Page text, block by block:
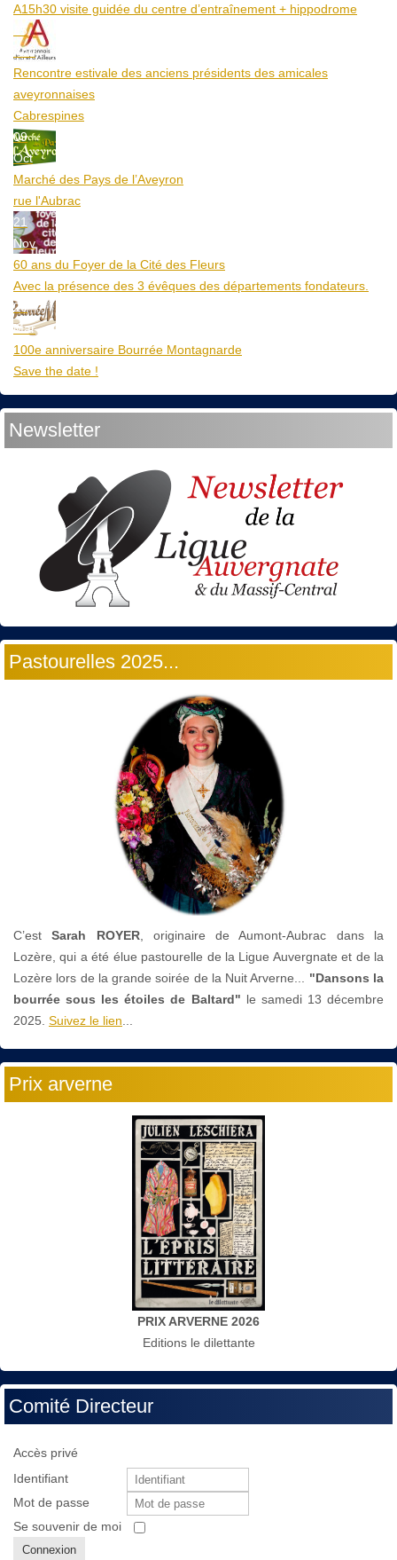
A15h30 visite guidée du centre d’entraînement + hippodrome
25
Aoû
Rencontre estivale des anciens présidents des amicales
aveyronnaises
Cabrespines
09
Oct
Marché des Pays de l’Aveyron
rue l'Aubrac
21
Nov
60 ans du Foyer de la Cité des Fleurs
Avec la présence des 3 évêques des départements fondateurs.
20
Mar
100e anniversaire Bourrée Montagnarde
Save the date !
Newsletter
Pastourelles 2025...
C’estSarah ROYER, originaire de Aumont-Aubrac dans la
Lozère, qui a été élue pastourelle de la Ligue Auvergnate et de la
Lozère lors de la grande soirée de la Nuit Arverne... "Dansons la
bourrée sous les étoiles de Baltard" le samedi 13 décembre
2025. Suivez le lien...
Prix arverne
PRIX ARVERNE 2026
Editions le dilettante
Comité Directeur
Accès privé
Identifiant
Mot de passe
Se souvenir de moi
Connexion